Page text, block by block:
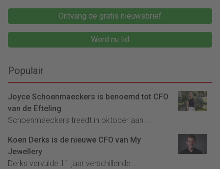
Ontvang de gratis nieuwsbrief
Word nu lid
Populair
Joyce Schoenmaeckers is benoemd tot CFO
van de Efteling
Schoenmaeckers treedt in oktober aan....
Koen Derks is de nieuwe CFO van My
Jewellery
Derks vervulde 11 jaar verschillende...